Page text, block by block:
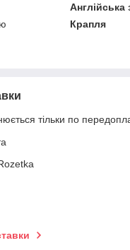
Англійська
Крапля
тільки по